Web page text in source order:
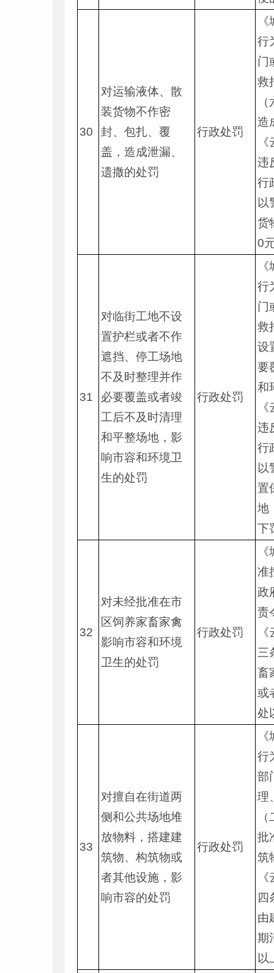
30
对运输液体、散
装货物不作密
封、包扎、覆
盖，造成泄漏、
遗撒的处罚
行政处罚
行
门
救
造
违
行
以
货
0
31
对临街工地不设
置护栏或者不作
遮挡、停工场地
不及时整理并作
必要覆盖或者竣
工后不及时清理
和平整场地，影
响市容和环境卫
生的处罚
行政处罚
行
门
救
设
要
和
违
行
以
置
地
下
32
对未经批准在市
区饲养家畜家禽
影响市容和环境
卫生的处罚
行政处罚
准
政
责
三
畜
或
处
33
对擅自在街道两
侧和公共场地堆
放物料，搭建建
筑物、构筑物或
者其他设施，影
响市容的处罚
行政处罚
行
部
理
批
筑
四
由
期
以